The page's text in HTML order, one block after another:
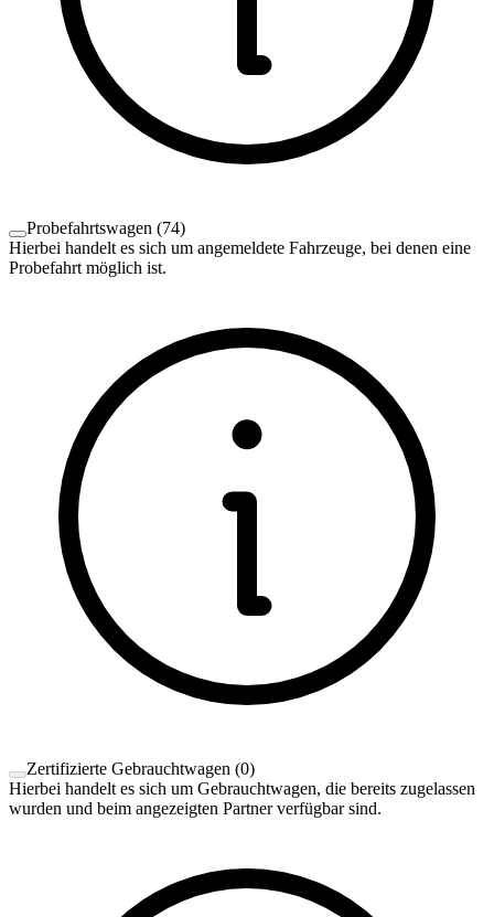
Probefahrtswagen (74)
Hierbei handelt es sich um angemeldete Fahrzeuge, bei denen eine
Probefahrt möglich ist.
Zertifizierte Gebrauchtwagen (0)
Hierbei handelt es sich um Gebrauchtwagen, die bereits zugelassen
wurden und beim angezeigten Partner verfügbar sind.